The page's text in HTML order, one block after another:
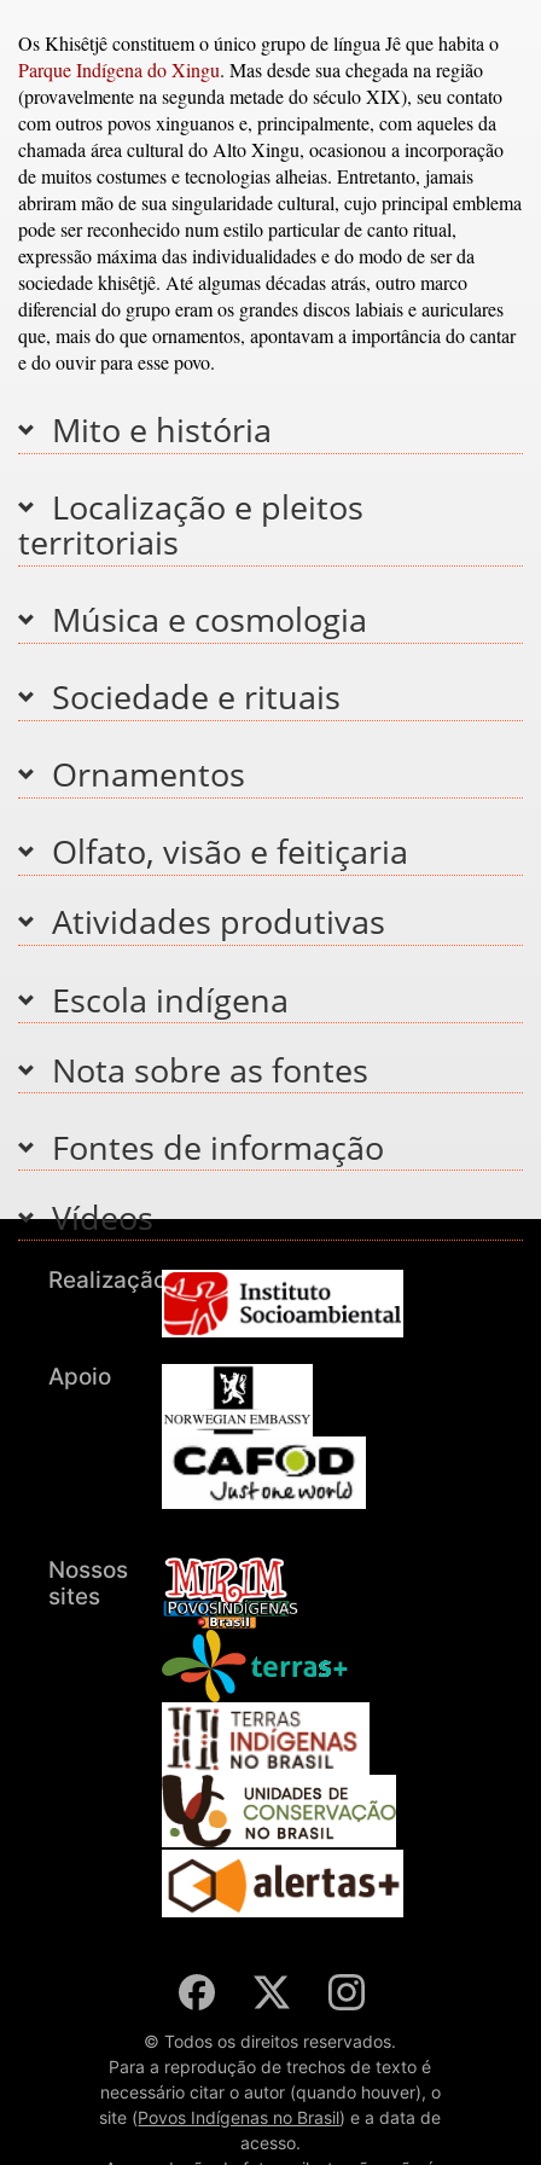
Os Khisêtjê constituem o único grupo de língua Jê que habita o
Parque Indígena do Xingu. Mas desde sua chegada na região
(provavelmente na segunda metade do século XIX), seu contato
com outros povos xinguanos e, principalmente, com aqueles da
chamada área cultural do Alto Xingu, ocasionou a incorporação
de muitos costumes e tecnologias alheias. Entretanto, jamais
abriram mão de sua singularidade cultural, cujo principal emblema
pode ser reconhecido num estilo particular de canto ritual,
expressão máxima das individualidades e do modo de ser da
sociedade khisêtjê. Até algumas décadas atrás, outro marco
diferencial do grupo eram os grandes discos labiais e auriculares
que, mais do que ornamentos, apontavam a importância do cantar
e do ouvir para esse povo.
Mito e história
Localização e pleitos
territoriais
Música e cosmologia
Sociedade e rituais
Ornamentos
Olfato, visão e feitiçaria
Atividades produtivas
Escola indígena
Nota sobre as fontes
Fontes de informação
Vídeos